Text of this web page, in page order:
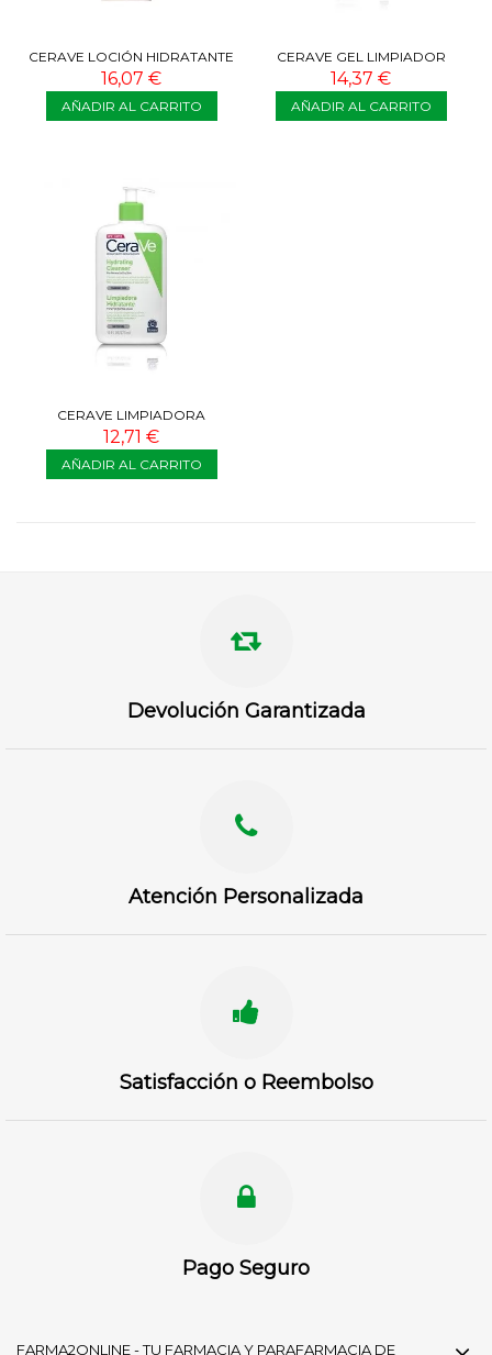
CERAVE LOCIÓN HIDRATANTE
DE ROSTRO SPF50 52 ML
16,07 €
AÑADIR AL CARRITO
CERAVE GEL LIMPIADOR
ESPUMOSO 473 ML
14,37 €
AÑADIR AL CARRITO
CERAVE LIMPIADORA
HIDRATANTE PIEL SECA 473 ML
12,71 €
AÑADIR AL CARRITO
Devolución Garantizada
Atención Personalizada
Satisfacción o Reembolso
Pago Seguro
FARMA2ONLINE - TU FARMACIA Y PARAFARMACIA DE